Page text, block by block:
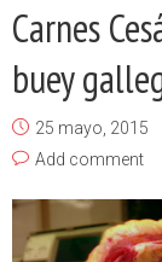
Carnes
buey
25 mayo, 2015
Add comment